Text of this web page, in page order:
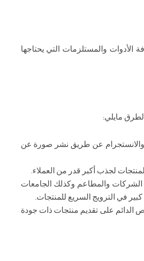
والمستلزمات التي يحتاجها
مايلي:
والانستجرام عن طريق نشر صورة عن
لجذب أكبر قدر من العملاء.
الشركات والمطاعم وكذلك الجامعات
في الترويج السريع للمنتجات.
الدائم على تقديم منتجات ذات جودة